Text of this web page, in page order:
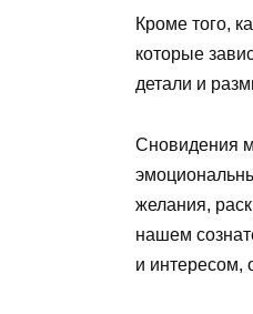
Кроме того,
которые
детали и
Сновидения
желания,
нашем
и интересом,